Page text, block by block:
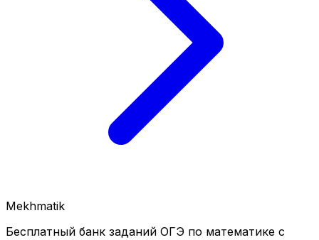
Mekhmatik
Бесплатный банк заданий ОГЭ по математике с